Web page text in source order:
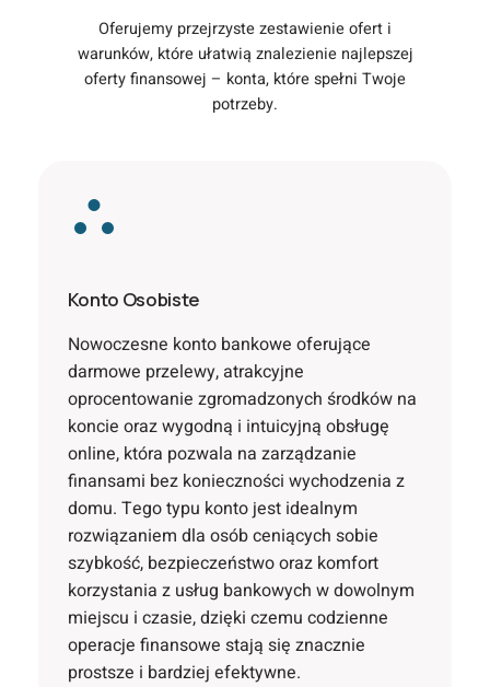
Oferujemy przejrzyste zestawienie ofert i
warunków, które ułatwią znalezienie najlepszej
oferty finansowej – konta, które spełni Twoje
potrzeby.
Konto Osobiste
Nowoczesne konto bankowe oferujące
darmowe przelewy, atrakcyjne
oprocentowanie zgromadzonych środków na
koncie oraz wygodną i intuicyjną obsługę
online, która pozwala na zarządzanie
finansami bez konieczności wychodzenia z
domu. Tego typu konto jest idealnym
rozwiązaniem dla osób ceniących sobie
szybkość, bezpieczeństwo oraz komfort
korzystania z usług bankowych w dowolnym
miejscu i czasie, dzięki czemu codzienne
operacje finansowe stają się znacznie
prostsze i bardziej efektywne.